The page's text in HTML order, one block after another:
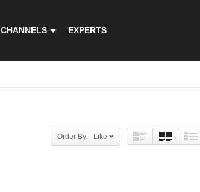
CHANNELS EXPERTS
Order By: Like